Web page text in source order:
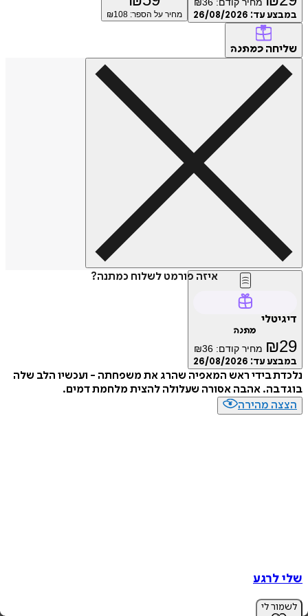
עד:26/08/2026 מחיר על הספר: ₪108
כמתנה
איזה פורמט לשלוח כמתנה?
₪ מחיר קודם: ₪36
עד:26/08/2026
בידי ראש המאפיה שהרג את משפחתה - ועכשיו הלב שלה
בה. אהבה אסורה שעלולה להצית מלחמת דמים.
מהירה
לי